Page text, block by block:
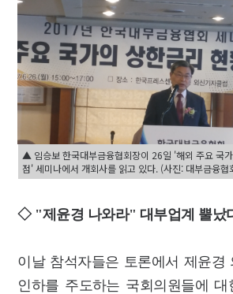
▲ 임승보 한국대부금융협회장이 26일 '해외 주요 국
점' 세미나에서 개회사를 읽고 있다. (사진: 대부금융협
◇ "제윤경 나와라" 대부업계 뿔났
이날 참석자들은 토론에서 제윤경
인하를 주도하는 국회의원들에